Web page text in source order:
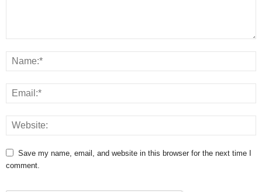
Save my name, email, and website in this browser for the next time I
comment.